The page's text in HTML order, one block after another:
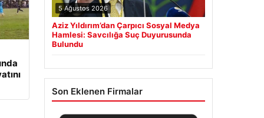
5 Ağustos 2026
Aziz Yıldırım’dan Çarpıcı Sosyal Medya
Hamlesi: Savcılığa Suç Duyurusunda
Bulundu
Son Eklenen Firmalar